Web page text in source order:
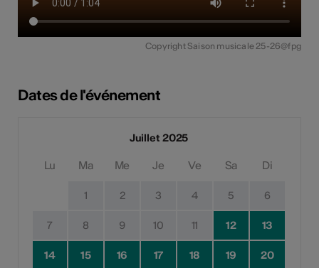
Copyright Saison musicale 25-26@fpg
Dates de l'événement
Juillet 2025
Lu Ma Me Je Ve Sa Di
1 2 3 4 5 6
7 8 9 10 11 12 13
14 15 16 17 18 19 20